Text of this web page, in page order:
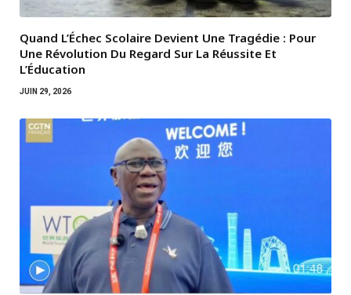
Quand L’Échec Scolaire Devient Une Tragédie : Pour
Une Révolution Du Regard Sur La Réussite Et
L’Éducation
JUIN 29, 2026